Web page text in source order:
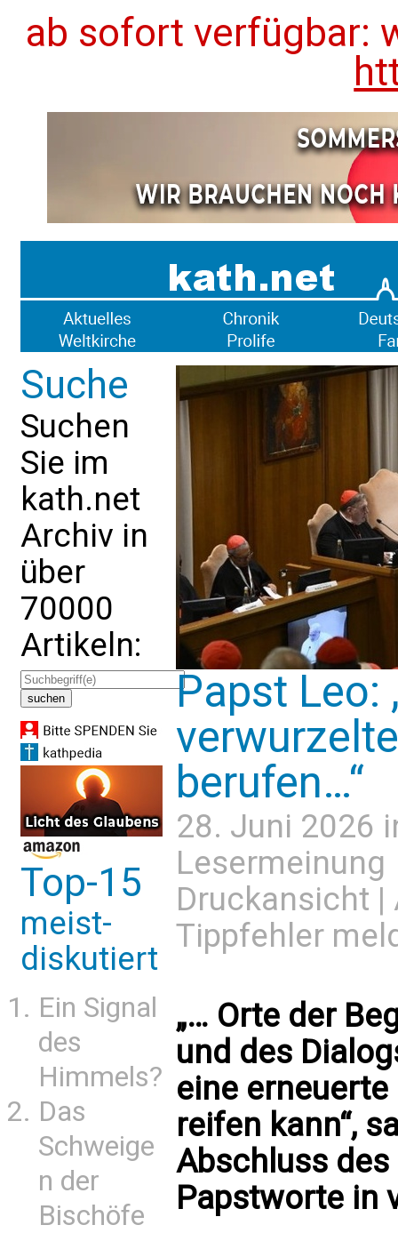
ab sofort verfügbar:
Suche
Suchen
Sie im
kath.net
Archiv in
über
70000
Artikeln:
Top-15
meist-
diskutiert
Ein Signal
des
Himmels?
Das
Schweige
n der
Bischöfe
Papst Leo:
berufen…“
28. Juni 2026
Lesermeinung
Druckansicht |
Tippfehler
„… Orte der
und des
eine
reifen kann“,
Abschluss
Papstworte in